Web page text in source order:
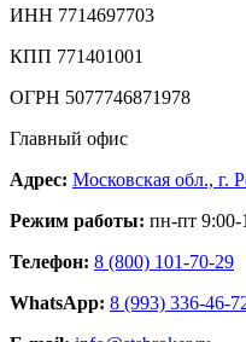
ИНН 7714697703
КПП 771401001
ОГРН 5077746871978
Главный офис
Адрес: Московская обл., г.
Режим работы: пн-пт 9:00-
Телефон: 8 (800) 101-70-29
WhatsApp: 8 (993) 336-46-